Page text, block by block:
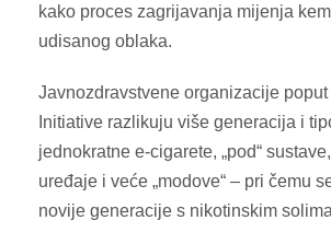
kako proces zagrijavanja mijenja
udisanog oblaka.
Javnozdravstvene organizacije
Initiative razlikuju više generacija i
jednokratne e-cigarete, „pod“
uređaje i veće „modove“ – pri čemu
novije generacije s nikotinskim